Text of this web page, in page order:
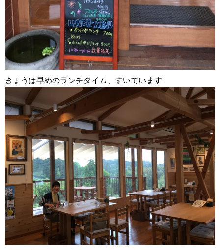
きょうは早めのランチタイム、すいています